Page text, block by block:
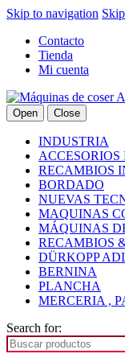
Skip to navigation
Contacto
Tienda
Mi cuenta
Open Close
INDUSTRIA
RECAMBIOS
BORDADO
NUEVAS
MAQUINAS
MÁQUINAS
RECAMBIOS
DÜRKOPP
BERNINA
PLANCHA
MERCERIA ,
Search for: